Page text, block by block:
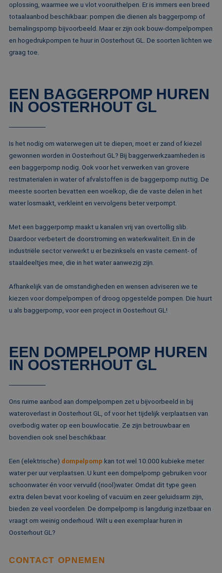
oplossing, waarmee we u vlot vooruithelpen. Er is immers een breed
totaalaanbod beschikbaar: pompen die dienen als baggerpomp of
bemalingspomp bijvoorbeeld. Maar er zijn ook bouw-dompelpompen
en hogedrukpompen te huur in Oosterhout GL. De soorten lichten we
graag toe.
EEN BAGGERPOMP HUREN
IN OOSTERHOUT GL
Is het nodig om waterwegen uit te diepen, moet er zand of kiezel
gewonnen worden in Oosterhout GL? Bij baggerwerkzaamheden is
een baggerpomp nodig. Ook voor het verwerken van grovere
restmaterialen in water of afvalstoffen is de baggerpomp nuttig. De
meeste soorten bevatten een woelkop, die de vaste delen in het
water losmaakt, verkleint en vervolgens beter verpompt.
Met een baggerpomp maakt u kanalen vrij van overtollig slib.
Daardoor verbetert de doorstroming en waterkwaliteit. En in de
industriële sector verwerkt u er bezinksels en vaste cement- of
staaldeeltjes mee, die in het water aanwezig zijn.
Afhankelijk van de omstandigheden en wensen adviseren we te
kiezen voor dompelpompen of droog opgestelde pompen. Die huurt
u als baggerpomp, voor een project in Oosterhout GL!
EEN DOMPELPOMP HUREN
IN OOSTERHOUT GL
Ons ruime aanbod aan dompelpompen zet u bijvoorbeeld in bij
wateroverlast in Oosterhout GL, of voor het tijdelijk verplaatsen van
overbodig water op een bouwlocatie. Ze zijn betrouwbaar en
bovendien ook snel beschikbaar.
Een (elektrische) dompelpomp kan tot wel 10.000 kubieke meter
water per uur verplaatsen. U kunt een dompelpomp gebruiken voor
schoonwater én voor vervuild (riool)water. Omdat dit type geen
extra delen bevat voor koeling of vacuüm en zeer geluidsarm zijn,
bieden ze veel voordelen. De dompelpomp is langdurig inzetbaar en
vraagt om weinig onderhoud. Wilt u een exemplaar huren in
Oosterhout GL?
CONTACT OPNEMEN